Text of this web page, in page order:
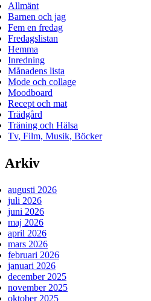
Allmänt
Barnen och jag
Fem en fredag
Fredagslistan
Hemma
Inredning
Månadens lista
Mode och collage
Moodboard
Recept och mat
Trädgård
Träning och Hälsa
Tv, Film, Musik, Böcker
Arkiv
augusti 2026
juli 2026
juni 2026
maj 2026
april 2026
mars 2026
februari 2026
januari 2026
december 2025
november 2025
oktober 2025